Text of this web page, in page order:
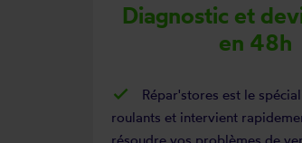
Diagnostic et
en 48h
Répar'stores est le
roulants et intervient